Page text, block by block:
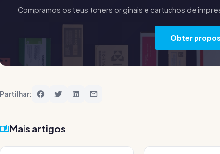
Compramos os teus toners originais e cartuchos de
Obter
Partilhar:
Mais artigos